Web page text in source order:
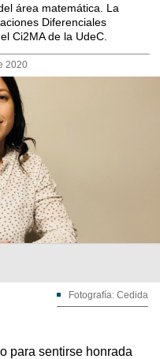
área matemática. La
Diferenciales
Ci2MA de la UdeC.
2020
Fotografía: Cedida
para sentirse honrada